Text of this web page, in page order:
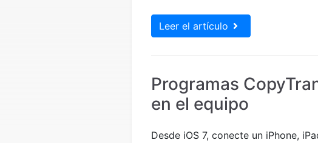
Leer el artículo
Programas
en el equipo
Desde iOS 7, conecte un iPhone,